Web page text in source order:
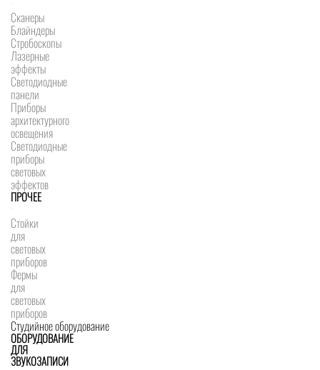
Сканеры
Блайндеры
Стробоскопы
Лазерные
эффекты
Светодиодные
панели
Приборы
архитектурного
освещения
Светодиодные
приборы
световых
эффектов
ПРОЧЕЕ
Стойки
для
световых
приборов
Фермы
для
световых
приборов
Студийное оборудование
ОБОРУДОВАНИЕ
ДЛЯ
ЗВУКОЗАПИСИ